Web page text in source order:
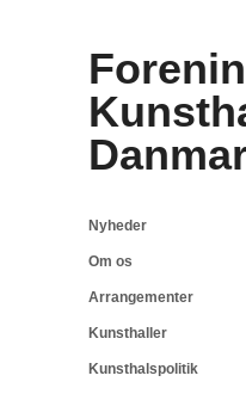
Nyheder
Om os
Arrangementer
Kunsthaller
Kunsthalspolitik